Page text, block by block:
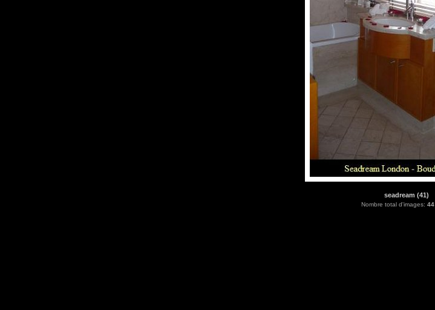
seadream (41)
Nombre total d'images: 44